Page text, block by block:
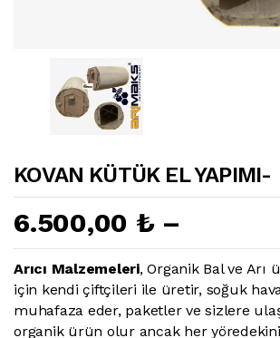
KOVAN KÜTÜK EL YAPIMI-
6.500,00 ₺ –
Arıcı Malzemeleri, Organik Bal ve Arı
için kendi çiftçileri ile üretir, soğuk
muhafaza eder, paketler ve sizlere
organik ürün olur ancak her